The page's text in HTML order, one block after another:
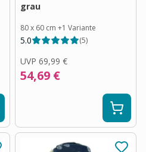
grau
80 x 60 cm +1 Variante
5.0 (5)
UVP 69,99 €
54,69 €